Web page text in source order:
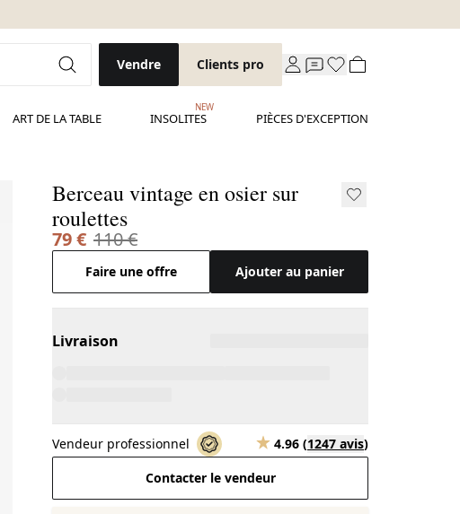
Vendre Clients pro
ART DE LA TABLE INSOLITES
NEW
PIÈCES D'EXCEPTION
Berceau vintage en osier sur
roulettes
79 € 110 €
Faire une offre Ajouter au panier
Livraison
Vendeur professionnel 4.96 (1247 avis)
Contacter le vendeur